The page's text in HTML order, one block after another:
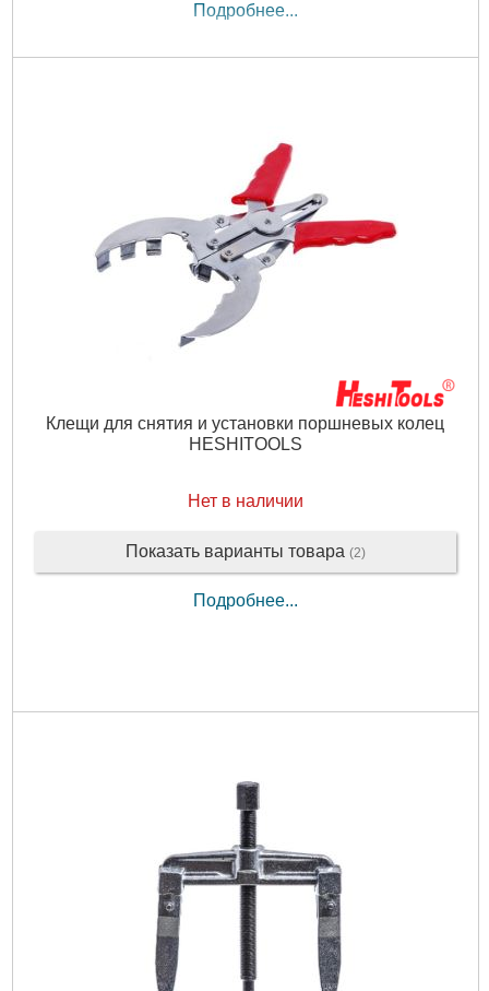
Подробнее...
Клещи для снятия и установки поршневых колец
HESHITOOLS
Нет в наличии
Показать варианты товара (2)
Подробнее...